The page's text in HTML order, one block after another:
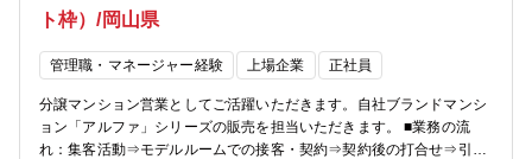
おいて住まいや街づくりに関することから、人材サービス、ホテル、
旅行、保険、エンターテインメント、文化事業、健康増進、介護サー
ビス、電力サービスなど様々な事業を展開しています。そのすべてに
共通するのは、「人の人生に寄り添い、ともにしあわせを共有し、感
動のある社会を築いていきたい」という熱い想いです。これからも同
グループは、地域社会に愛され、信頼される企業グループを目指し
て、全社一丸となって一歩一歩前進していきます。
ト枠）/岡山県
管理職・マネージャー経験 上場企業 正社員
分譲マンション営業としてご活躍いただきます。自社ブランドマンシ
ョン「アルファ」シリーズの販売を担当いただきます。 ■業務の流
れ：集客活動⇒モデルルームでの接客・契約⇒契約後の打合せ⇒引渡